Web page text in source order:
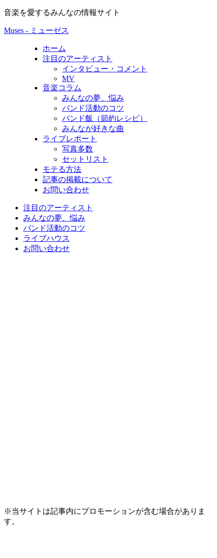
音楽を愛するみんなの情報サイト
Muses - ミューゼス
ホーム
注目のアーティスト
インタビュー・コメント
MV
音楽コラム
みんなの夢、悩み
バンド活動のコツ
バンド飯（節約レシピ）
みんなが好きな曲
ライブレポート
写真多数
セットリスト
モテる方法
記事の掲載について
お問い合わせ
注目のアーティスト
みんなの夢、悩み
バンド活動のコツ
ライブハウス
お問い合わせ
※当サイトは記事内にプロモーションが含む場合がありま
す。